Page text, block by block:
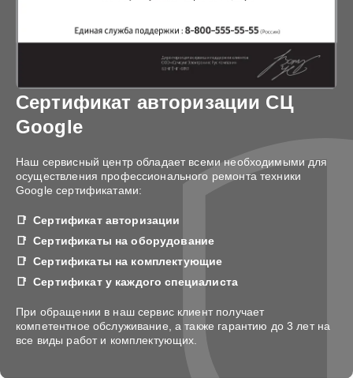
Сертификат авторизации СЦ
Google
Наш сервисный центр обладает всеми необходимыми для
осуществления профессионального ремонта техники
Google сертификатами:
Сертификат авторизации
Сертификаты на оборудование
Сертификаты на комплектующие
Сертификат у каждого специалиста
При обращении в наш сервис клиент получает
компетентное обслуживание, а также гарантию до 3 лет на
все виды работ и комплектующих.